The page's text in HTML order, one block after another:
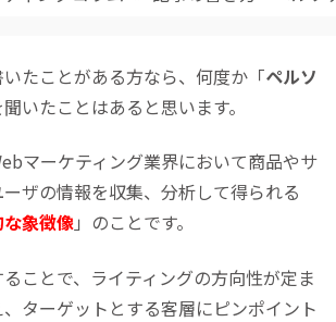
たことがある方なら、何度か「ペルソ
いたことはあると思います。
マーケティング業界において商品やサ
ザの情報を収集、分析して得られる
象徴像」のことです。
ことで、ライティングの方向性が定ま
ターゲットとする客層にピンポイント